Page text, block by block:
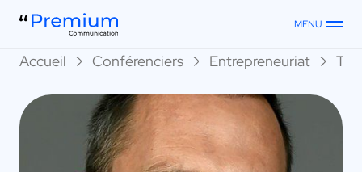
MENU
Accueil Conférenciers Entrepreneuriat